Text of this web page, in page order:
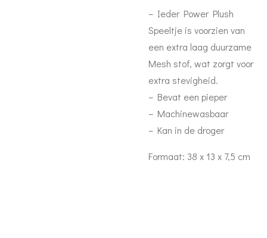
– Ieder Power Plush
Speeltje is voorzien van
een extra laag duurzame
Mesh stof, wat zorgt voor
extra stevigheid.
– Bevat een pieper
– Machinewasbaar
– Kan in de droger
Formaat: 38 x 13 x 7,5 cm